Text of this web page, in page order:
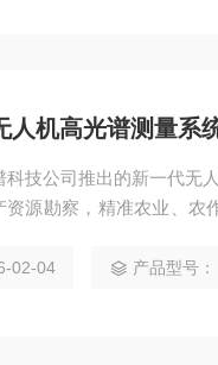
人机高光谱测量系
科技公司推出的新一代无
资源勘察，精准农业、农
研究，生态环境保护及矿
02-04 产品型号：